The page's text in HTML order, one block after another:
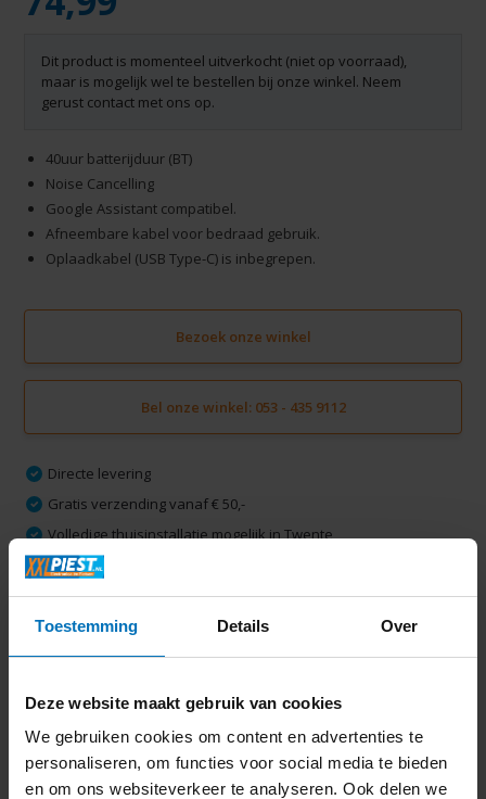
Toestemming Details Over
Deze website maakt gebruik van cookies
We gebruiken cookies om content en advertenties te
personaliseren, om functies voor social media te bieden
en om ons websiteverkeer te analyseren. Ook delen we
Dit product is momenteel uitverkocht (niet op voorraad),
maar is mogelijk wel te bestellen bij onze winkel. Neem
gerust contact met ons op.
40uur batterijduur (BT)
Noise Cancelling
Google Assistant compatibel.
Afneembare kabel voor bedraad gebruik.
Oplaadkabel (USB Type-C) is inbegrepen.
Bezoek onze winkel
Bel onze winkel: 053 - 435 9112
Directe levering
Gratis verzending vanaf € 50,-
Volledige thuisinstallatie mogelijk in Twente
Ruim 2000 m2 winkelplezier
Specificaties
Delen